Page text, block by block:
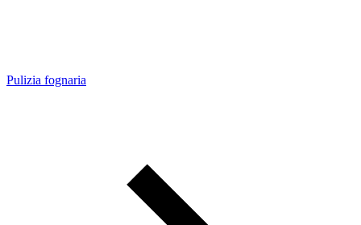
Pulizia fognaria